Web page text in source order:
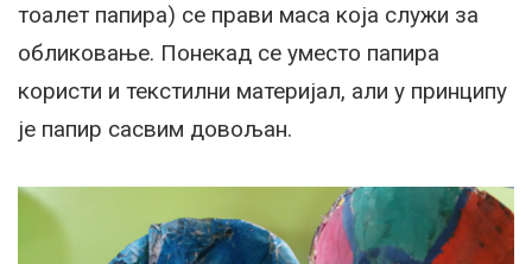
тоалет папира) се прави маса која служи за
обликовање. Понекад се уместо папира
користи и текстилни материјал, али у принципу
је папир сасвим довољан.